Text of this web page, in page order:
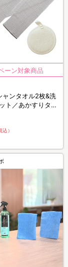
ャンタオル2枚&洗
ト／あかすりタオ
込）